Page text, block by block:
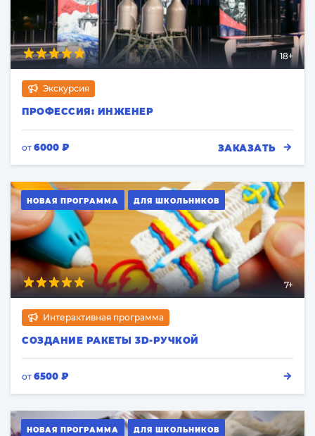
18+
Экскурсия
ПРОФЕССИЯ: ИНЖЕНЕР
от 6000 ₽ ЗАКАЗАТЬ
НОВАЯ ПРОГРАММА ДЛЯ ШКОЛЬНИКОВ
7+
Интерактивная программа
СОЗДАНИЕ РАКЕТЫ 3D-РУЧКОЙ
от 6500 ₽
НОВАЯ ПРОГРАММА ДЛЯ ШКОЛЬНИКОВ